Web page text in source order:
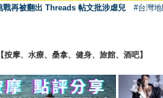
再被翻出 Threads 帖文批涉虐兒 #台灣
摩、水療、桑拿、健身、旅館、酒吧】